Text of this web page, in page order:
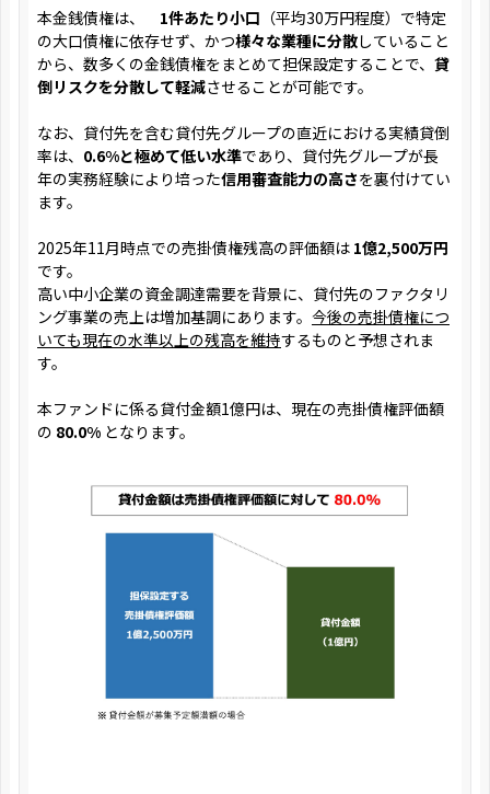
本金銭債権は、 1件あたり小口 （平均30万円程度）で特定
の大口債権に依存せず、かつ様々な業種に分散していること
から、数多くの金銭債権をまとめて担保設定することで、 貸
倒リスクを分散して軽減させることが可能です。
なお、貸付先を含む貸付先グループの直近における実績貸倒
率は、 0.6%と極めて低い水準であり、貸付先グループが長
年の実務経験により培った信用審査能力の高さを裏付けてい
ます。
2025年11月時点での売掛債権残高の評価額は 1億2,500万円
です。
高い中小企業の資金調達需要を背景に、貸付先のファクタリ
ング事業の売上は増加基調にあります。 今後の売掛債権につ
いても現在の水準以上の残高を維持するものと予想されま
す。
本ファンドに係る貸付金額1億円は、現在の売掛債権評価額
の 80.0% となります。